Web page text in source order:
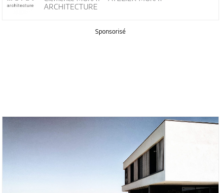
ARCHITECTURE
Sponsorisé